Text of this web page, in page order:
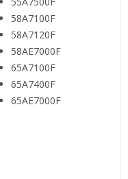
58A7100F
58A7120F
58AE7000F
65A7100F
65A7400F
65AE7000F